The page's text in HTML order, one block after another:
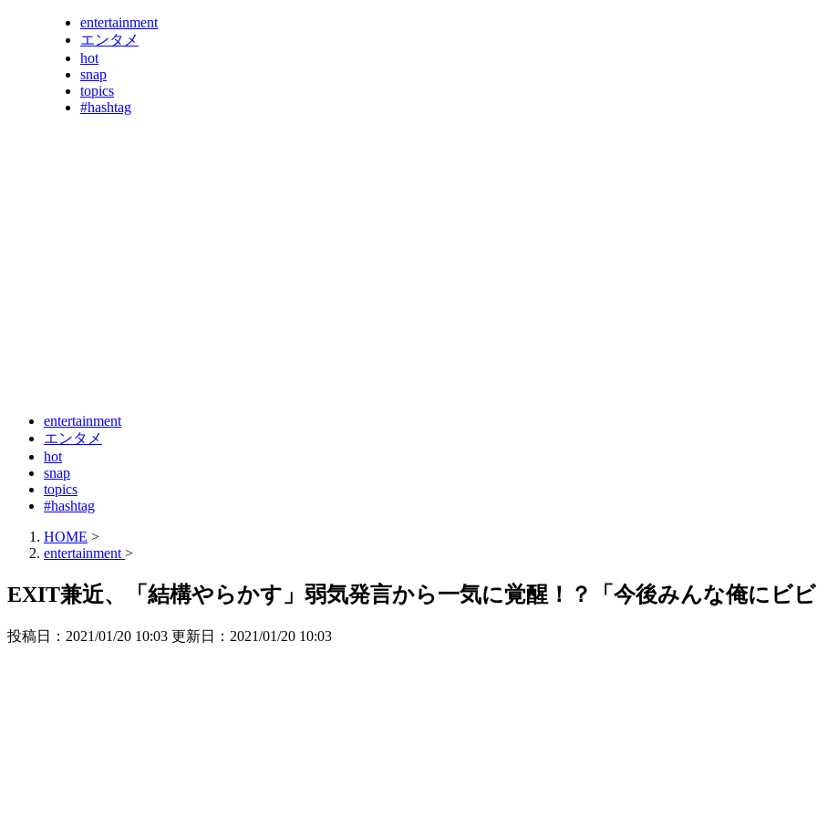
entertainment
エンタメ
hot
snap
topics
#hashtag
entertainment
エンタメ
hot
snap
topics
#hashtag
HOME >
entertainment >
EXIT兼近、「結構やらかす」弱気発言から一気に覚醒！？「今後みんな俺にビ
投稿日：2021/01/20 10:03 更新日： 2021/01/20 10:03